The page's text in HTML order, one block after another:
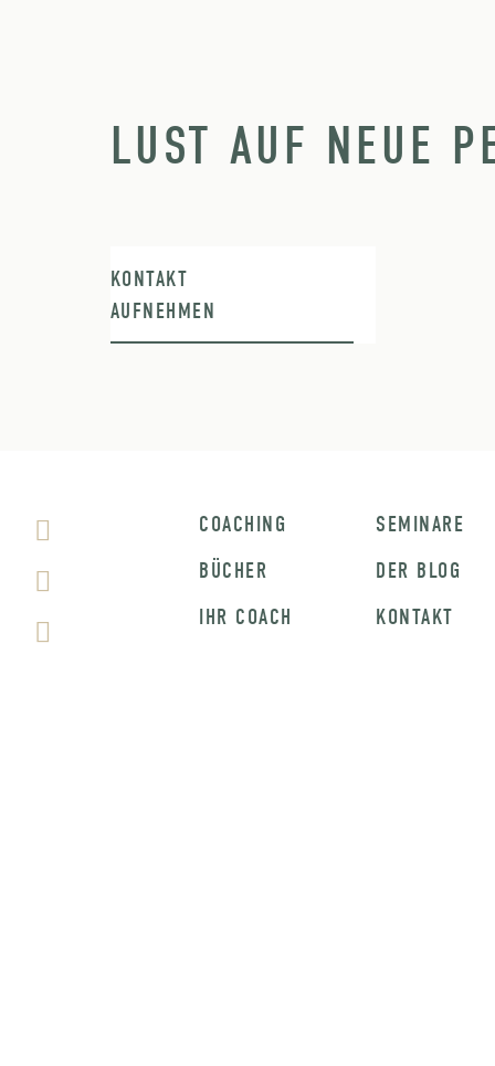
LUST AUF NEUE
KONTAKT
AUFNEHMEN
COACHING
BÜCHER
IHR COACH
SEMINARE
DER BLOG
KONTAKT